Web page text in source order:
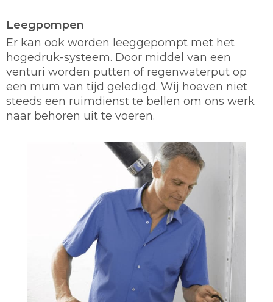
Leegpompen
Er kan ook worden leeggepompt met het
hogedruk-systeem. Door middel van een
venturi worden putten of regenwaterput op
een mum van tijd geledigd. Wij hoeven niet
steeds een ruimdienst te bellen om ons werk
naar behoren uit te voeren.